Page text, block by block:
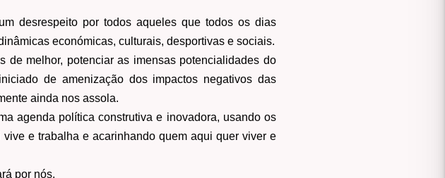
desrespeito por todos aqueles que todos os dias
económicas, culturais, desportivas e sociais.
de melhor, potenciar as imensas potencialidades do
de amenização dos impactos negativos das
ainda nos assola.
agenda política construtiva e inovadora, usando os
e trabalha e acarinhando quem aqui quer viver e
por nós.